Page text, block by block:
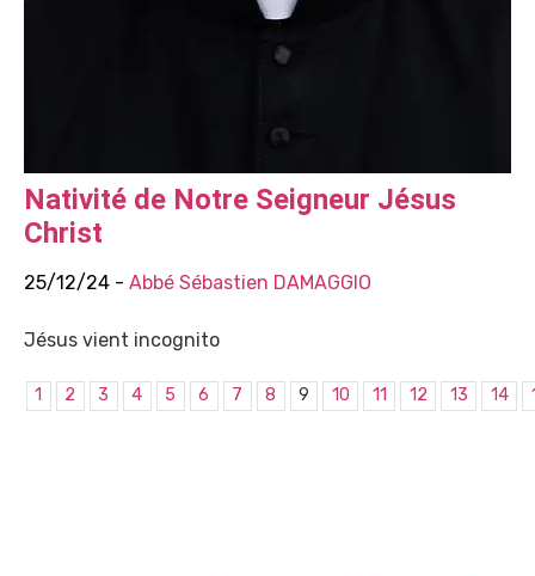
Nativité de Notre Seigneur Jésus
Christ
25/12/24 - Abbé Sébastien DAMAGGIO
Jésus vient incognito
1 2 3 4 5 6 7 8 9 10 11 12 13 14